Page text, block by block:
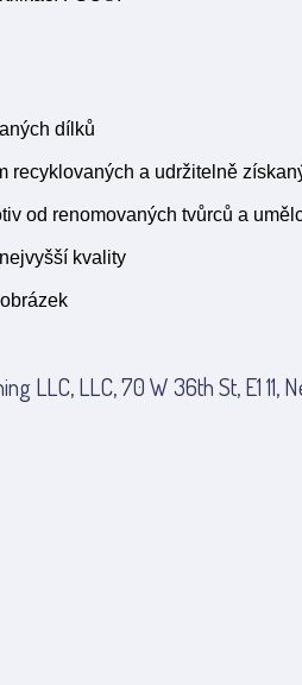
dílků
recyklovaných a udržitelně
od renomovaných tvůrců a
kvality
LLC, LLC, 70 W 36th St, E1 11,